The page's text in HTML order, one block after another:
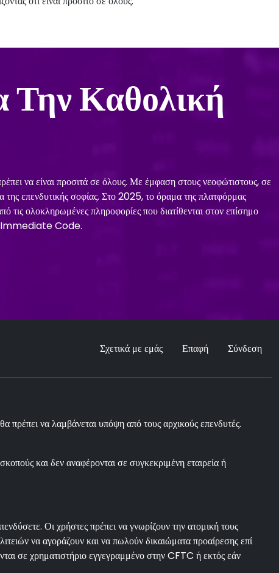
Την Καθολική
να είναι προσιτά σε όλους. Με έμφαση στους νεοφώτιστους, σε
επενδυτικής σοφίας. Στο 2025, το όραμα της πλατφόρμας
τις ολοκληρωμένες πληροφορίες που διατίθενται στον επίσημο
Immediate Code.
Σχετικά με εμάς Επαφή Σύνδεση
να λαμβάνεται υπόψη από τους αρχικούς επενδυτές.
και δεν αναφέρονται σε συγκεκριμένη εταιρεία ή
Οι χρήστες πρέπει να γνωρίζουν την ατομική τους
να αγοράζουν και να πωλούν δικαιώματα προαίρεσης επί
σε χρηματιστήριο εγγεγραμμένο στην CFTC ή εκτός εάν